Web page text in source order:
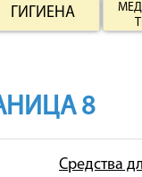
ГИГИЕНА
8
Средства